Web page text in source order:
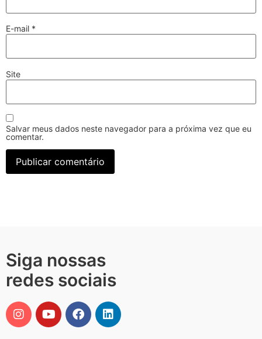
E-mail *
Site
Salvar meus dados neste navegador para a próxima vez que eu
comentar.
Siga nossas
redes sociais